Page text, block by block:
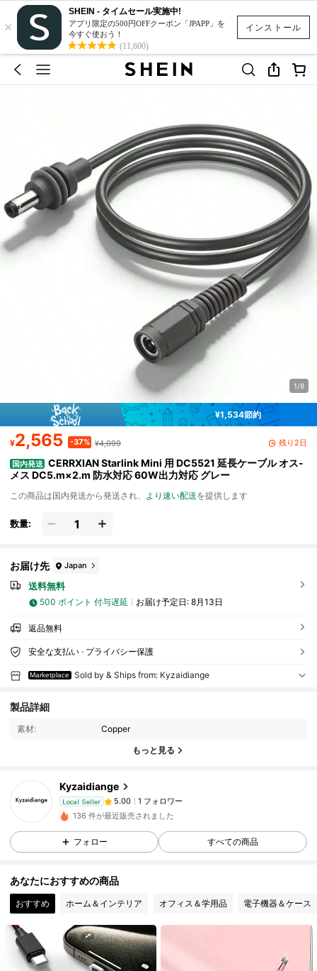
インストール
×
SHEIN - タイムセール実施中!
アプリ限定の500円OFFクーポン「JPAPP」を
今すぐ使おう！
(11,600)
1/8
¥1,534節約
¥2,565 -37% ¥4,099 残り2日
国内発送 CERRXIAN Starlink Mini 用 DC5521 延長ケーブル オス-
メス DC5.m×2.m 防水対応 60W出力対応 グレー
この商品は国内発送から発送され、 より速い配送を提供します
数量:
お届け先 Japan
送料無料
500 ポイント 付与遅延 お届け予定日: 8月13日
返品無料
安全な支払い · プライバシー保護
Marketplace Sold by & Ships from: Kyzaidiange
製品詳細
素材: Copper
もっと見る
Kyzaidiange
Local Seller
m***2 が 1日前 にフォローしました
5.00
1 フォロワー
136 件が最近販売されました
フォロー すべての商品
あなたにおすすめの商品
おすすめ ホーム＆インテリア オフィス＆学用品 電子機器＆ケース